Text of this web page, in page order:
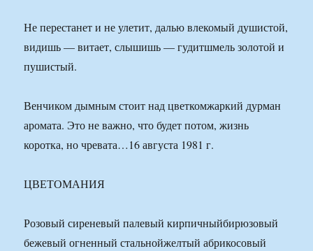
Не перестанет и не улетит, далью влекомый душистой,
видишь — витает, слышишь — гудитшмель золотой и
пушистый.
Венчиком дымным стоит над цветкомжаркий дурман
аромата. Это не важно, что будет потом, жизнь
коротка, но чревата…16 августа 1981 г.
ЦВЕТОМАНИЯ
Розовый сиреневый палевый кирпичныйбирюзовый
бежевый огненный стальнойжелтый абрикосовый